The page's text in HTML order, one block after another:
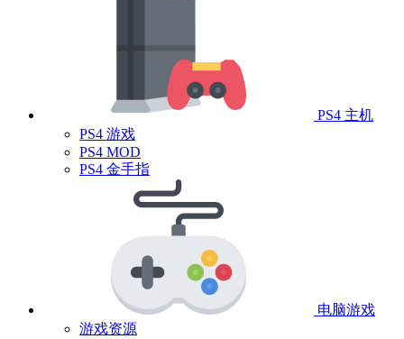
PS4 主机
PS4 游戏
PS4 MOD
PS4 金手指
电脑游戏
游戏资源